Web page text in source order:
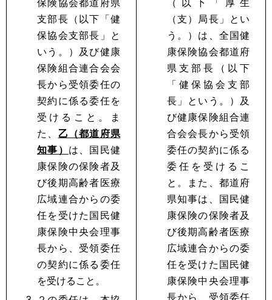
支部長（以下「健
保協会支部長」と
いう。）及び健康
保険組合連合会会
長から受領委任の
契約に係る委任を
受けること。ま
た、 乙（都道府県
知事） は、国民健
康保険の保険者及
び後期高齢者医療
広域連合からの委
任を受けた国民健
康保険中央会理事
長から、受領委任
の契約に係る委任
を受けること。
（支）局長」とい
う。）は、全国健
康保険協会都道府
県支部長（以下
「健保協会支部
長」という。）及
び健康保険組合連
合会会長から受領
委任の契約に係る
委任を受けるこ
と。また、都道府
県知事は、国民健
康保険の保険者及
び後期高齢者医療
広域連合からの委
任を受けた国民健
康保険中央会理事
長から、受領委任